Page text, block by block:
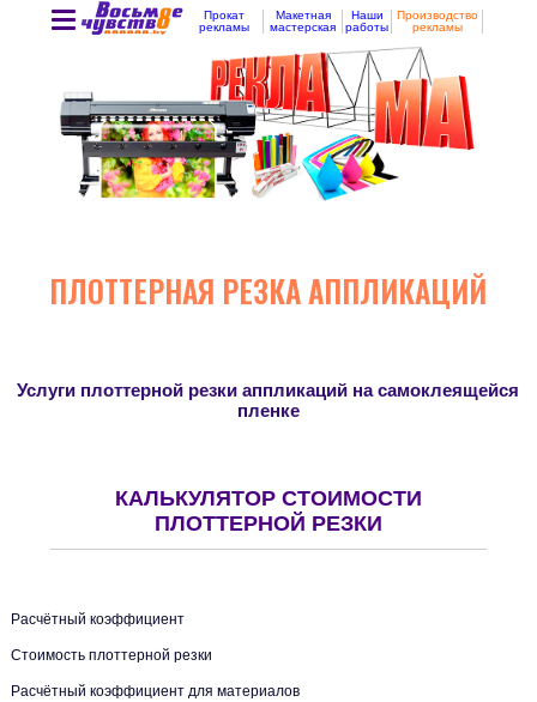
Прокат
рекламы
Макетная
мастерская
Наши
работы
Производство
рекламы
ПЛОТТЕРНАЯ РЕЗКА АППЛИКАЦИЙ
Услуги плоттерной резки аппликаций на самоклеящейся
пленке
КАЛЬКУЛЯТОР СТОИМОСТИ
ПЛОТТЕРНОЙ РЕЗКИ
Расчётный коэффициент
Стоимость плоттерной резки
Расчётный коэффициент для материалов